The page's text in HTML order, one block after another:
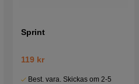
Sprint
119 kr
Best. vara. Skickas om 2-5